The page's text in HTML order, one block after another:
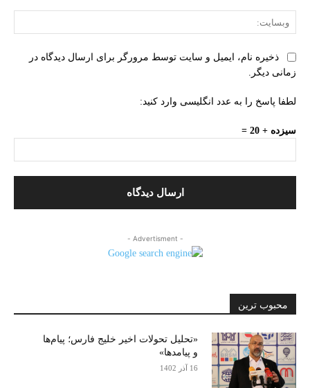
ذخیره نام، ایمیل و سایت توسط مرورگر برای ارسال دیدگاه در
زمانی دیگر.
لطفا پاسخ را به عدد انگلیسی وارد کنید:
سیزده + 20 =
- Advertisment -
محبوب ترین
«تحلیل تحولات اخیر خلیج فارس؛ پیام‌ها
و پیامدها»
16 آذر 1402